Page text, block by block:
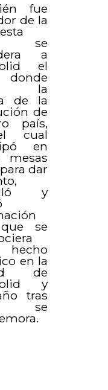
fue
de la
se
a
el
donde
la
de la
de
país,
cual
en
mesas
dar
y
se
en la
de
y
tras
se